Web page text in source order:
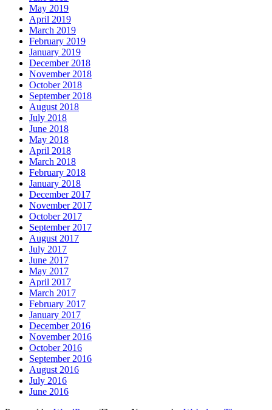
May 2019
April 2019
March 2019
February 2019
January 2019
December 2018
November 2018
October 2018
September 2018
August 2018
July 2018
June 2018
May 2018
April 2018
March 2018
February 2018
January 2018
December 2017
November 2017
October 2017
September 2017
August 2017
July 2017
June 2017
May 2017
April 2017
March 2017
February 2017
January 2017
December 2016
November 2016
October 2016
September 2016
August 2016
July 2016
June 2016